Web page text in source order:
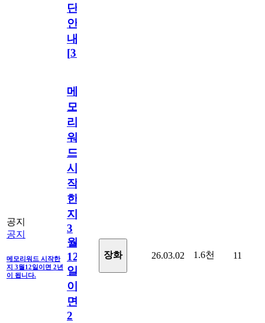
단
안
내
[31
공지
공지
메모리워드 시작한
지 3월12일이면 2년
이 됩니다.
메
모
리
워
드
시
작
한
지
3
월
12
일
이
면
2
장화 26.03.02 1.6천 11